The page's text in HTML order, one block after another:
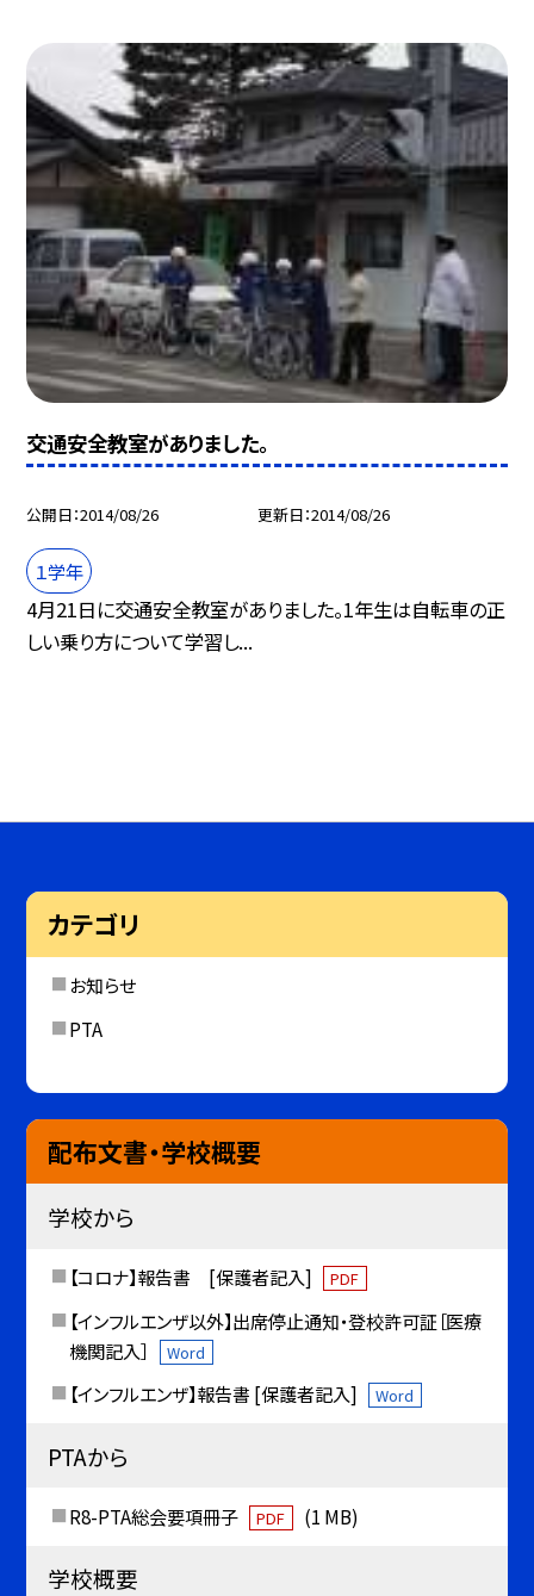
交通安全教室がありました。
公開日 2014/08/26 更新日 2014/08/26
１学年
4月21日に交通安全教室がありました。1年生は自転車の正
しい乗り方について学習し...
カテゴリ
お知らせ
PTA
配布文書・学校概要
学校から
【コロナ】報告書 [保護者記入] PDF
【インフルエンザ以外】出席停止通知・登校許可証［医療
機関記入］
Word
【インフルエンザ】報告書 [保護者記入] Word
PTAから
R8-PTA総会要項冊子 PDF (1 MB)
学校概要